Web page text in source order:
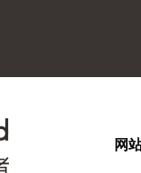
网